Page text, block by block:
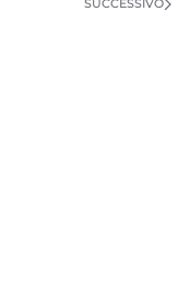
SUCCESSIVO